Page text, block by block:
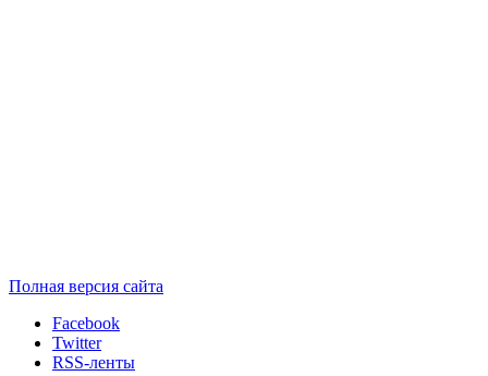
Полная версия сайта
Facebook
Twitter
RSS-ленты